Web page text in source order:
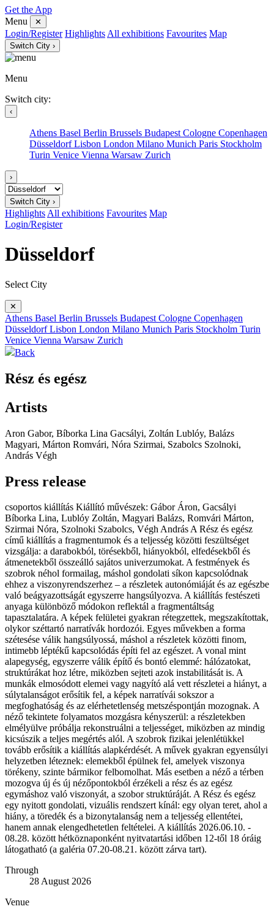
Get the App
Menu
✕
Login/Register Highlights All exhibitions Favourites Map
Switch City ›
Menu
Switch city:
‹
Athens Basel Berlin Brussels Budapest Cologne Copenhagen
DüsseldorfLisbon London Milano Munich Paris Stockholm
Turin Venice Vienna Warsaw Zurich
›
Switch City ›
Highlights All exhibitions Favourites Map
Login/Register
Düsseldorf
Select City
✕
Athens Basel Berlin Brussels Budapest Cologne Copenhagen
DüsseldorfLisbon London Milano Munich Paris Stockholm Turin
Venice Vienna Warsaw Zurich
Back
Rész és egész
Artists
Aron Gabor, Bíborka Lina Gacsályi, Zoltán Lublóy, Balázs
Magyari, Márton Romvári, Nóra Szirmai, Szabolcs Szolnoki,
András Végh
Press release
csoportos kiállítás Kiállító művészek: Gábor Áron, Gacsályi
Bíborka Lina, Lublóy Zoltán, Magyari Balázs, Romvári Márton,
Szirmai Nóra, Szolnoki Szabolcs, Végh András A Rész és egész
című kiállítás a fragmentumok és a teljesség közötti feszültséget
vizsgálja: a darabokból, törésekből, hiányokból, elfedésekből és
átmenetekből összeálló sajátos univerzumokat. A festmények és
szobrok néhol formailag, máshol gondolati síkon kapcsolódnak
ehhez a viszonyrendszerhez – a részletek autonómiáját és az egészbe
való beágyazottságát egyszerre hangsúlyozva. A kiállítás festészeti
anyaga különböző módokon reflektál a fragmentáltság
tapasztalatára. A képek felületei gyakran rétegzettek, megszakítottak,
olykor széttartó narratívák hordozói. Egyes művekben a forma
szétesése válik hangsúlyossá, máshol a részletek közötti finom,
intimebb léptékű kapcsolódás építi fel az egészet. A vonal mint
alapegység, egyszerre válik építő és bontó elemmé: hálózatokat,
struktúrákat hoz létre, miközben sejteti azok instabilitását is. A
munkák elmosódott elemei vagy nagyító alá vett részletei a hiányt, a
súlytalanságot erősítik fel, a képek narratívái sokszor a
megfoghatóság és az elérhetetlenség metszéspontján mozognak. A
néző tekintete folyamatos mozgásra kényszerül: a részletekben
elmélyülve próbálja rekonstruálni a teljességet, miközben az mindig
kicsúszik a teljes megértés alól. A szobrok fizikai jelenlétükkel
tovább erősítik a kiállítás alapkérdését. A művek gyakran egyensúlyi
helyzetben léteznek: elemekből épülnek fel, amelyek viszonya
törékeny, szinte bármikor felbomolhat. Más esetben a néző a térben
mozogva új és új nézőpontokból érzékeli a rész és az egész
egymáshoz való viszonyát, a szobor struktúráját. A Rész és egész
egy nyitott gondolati, vizuális rendszert kínál: egy olyan teret, ahol a
hiány, a töredék és a bizonytalanság nem a teljesség ellentétei,
hanem annak elengedhetetlen feltételei. A kiállítás 2026.06.10. -
08.28. között hétköznaponként nyitvatartási időben 12-től 18 óráig
látogatható (a galéria 07.20-08.21. között zárva tart).
Through
28 August 2026
Venue